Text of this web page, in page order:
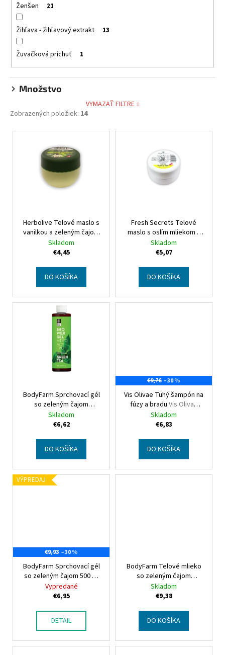
Ženšen 21
Žihľava - žihľavový extrakt 13
Žuvačková príchuť 1
Množstvo
VYMAZAŤ FILTRE
Zobrazených položiek: 14
V
v
Herbolive Telové maslo s
vanilkou a zeleným čajom
Herbolive Body butter
vanilla & green tea mini
Skladom
€4,45
DO KOŠÍKA
Fresh Secrets Telové
maslo s oslím mliekom a
vanilkouFresh Secrets
Body Butter with Donkey
Skladom
€5,07
DO KOŠÍKA
BodyFarm Sprchovací gél
so zeleným čajom
Bodyfarm Green tee
shower gel
Skladom
€6,62
DO KOŠÍKA
€9,76 –30 %
Vis Olivae Tuhý šampón na
fúzy a bradu Vis Olivae
Mustache & beard solid
shampoo
Skladom
€6,83
DO KOŠÍKA
VÝPREDAJ
€9,93 –30 %
BodyFarm Sprchovací gél
so zeleným čajom 500 ml
Bodyfarm Green tea
shower gel
Vypredané
€6,95
DETAIL
BodyFarm Telové mlieko
so zeleným čajom
Bodyfarm Green tea body
milk
Skladom
€9,38
DO KOŠÍKA